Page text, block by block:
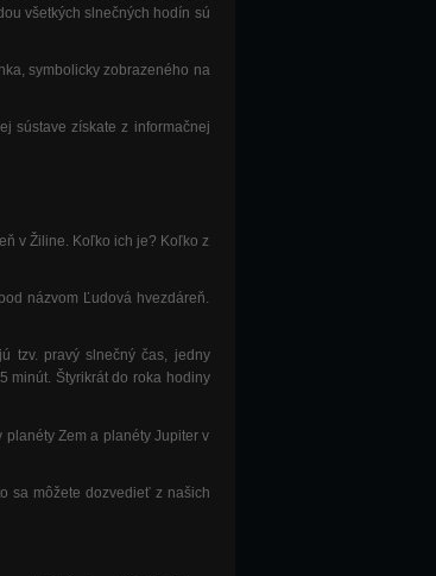
všetkých slnečných hodín sú
symbolicky zobrazeného na
sústave získate z informačnej
v Žiline. Koľko ich je? Koľko z
názvom Ľudová hvezdáreň.
tzv. pravý slnečný čas, jedny
minút. Štyrikrát do roka hodiny
Zem a planéty Jupiter v
sa môžete dozvedieť z našich